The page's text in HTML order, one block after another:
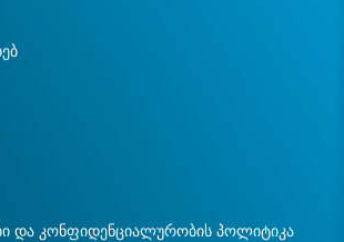
და კონფიდენციალურობის პოლიტიკა